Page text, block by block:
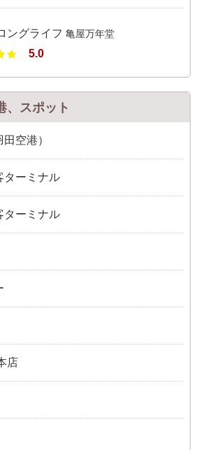
ングライフ 亀屋万年堂
5.0
、スポット
空港）
ターミナル
ターミナル
店